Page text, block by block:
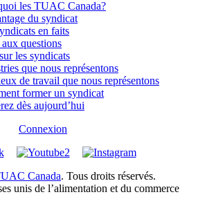
les TUAC Canada?
du syndicat
en faits
questions
les syndicats
que nous représentons
de travail que nous représentons
former un syndicat
dès aujourd’hui
Connexion
Canada. Tous droits réservés.
unis de l’alimentation et du commerce